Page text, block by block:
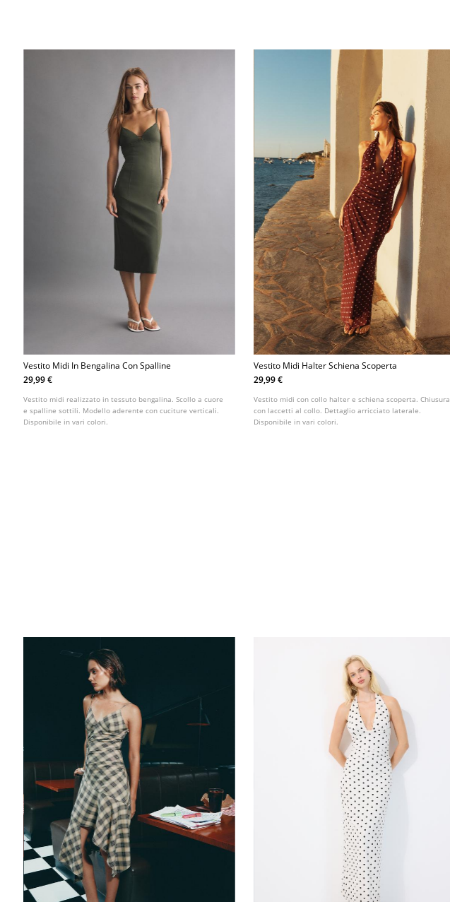
Vestito Midi In Bengalina Con Spalline
29,99 €
Vestito midi realizzato in tessuto bengalina. Scollo a cuore
e spalline sottili. Modello aderente con cuciture verticali.
Disponibile in vari colori.
Vestito Midi Halter Schiena Scoperta
29,99 €
Vestito midi con collo halter e schiena scoperta. Chiusura
con laccetti al collo. Dettaglio arricciato laterale.
Disponibile in vari colori.